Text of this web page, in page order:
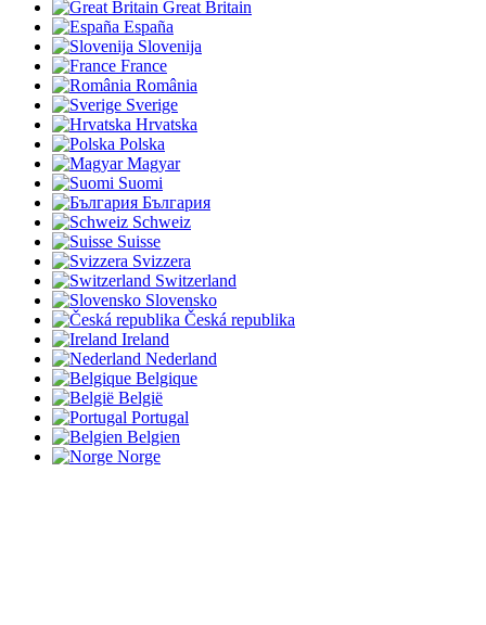
Great Britain
España
Slovenija
France
România
Sverige
Hrvatska
Polska
Magyar
Suomi
България
Schweiz
Suisse
Svizzera
Switzerland
Slovensko
Česká republika
Ireland
Nederland
Belgique
België
Portugal
Belgien
Norge